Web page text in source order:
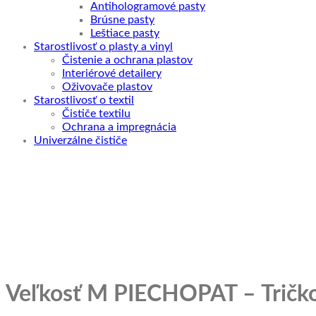
Antihologramové pasty
Brúsne pasty
Leštiace pasty
Starostlivosť o plasty a vinyl
Čistenie a ochrana plastov
Interiérové detailery
Oživovače plastov
Starostlivosť o textil
Čističe textilu
Ochrana a impregnácia
Univerzálne čističe
Veľkosť M PIECHOPAT –